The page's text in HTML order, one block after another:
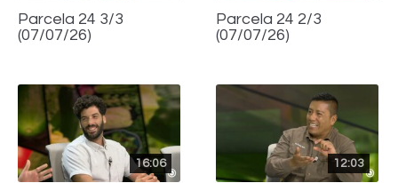
Parcela 24 3/3
(07/07/26)
Parcela 24 2/3
(07/07/26)
16:06 12:03